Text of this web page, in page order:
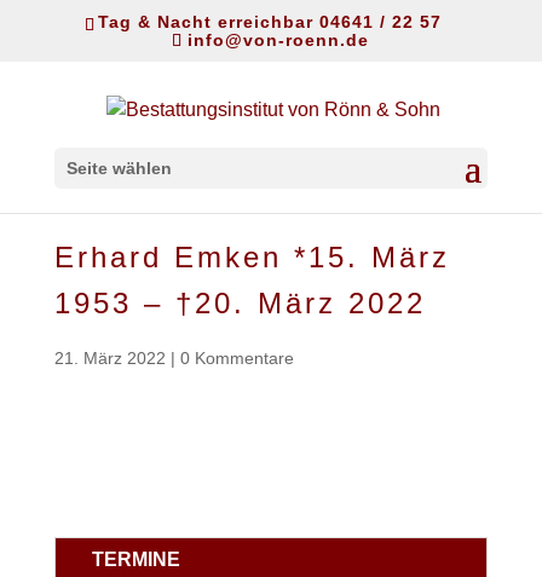
Tag & Nacht erreichbar 04641 / 22 57
info@von-roenn.de
Seite wählen
Erhard Emken *15. März
1953 – †20. März 2022
21. März 2022 | 0 Kommentare
TERMINE